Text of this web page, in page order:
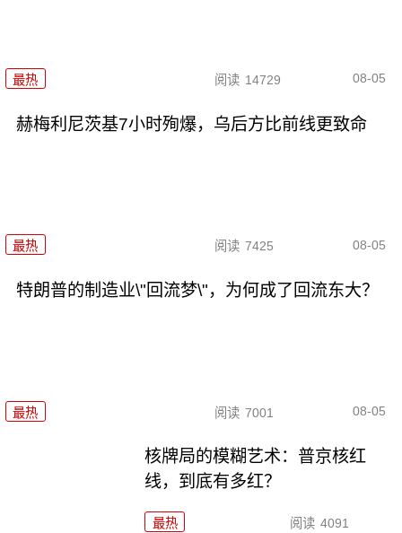
最热 阅读 14729 08-05
赫梅利尼茨基7小时殉爆，乌后方比前线更致命
最热 阅读 7425 08-05
特朗普的制造业\"回流梦\"，为何成了回流东大？
最热 阅读 7001 08-05
核牌局的模糊艺术：普京核红
线，到底有多红？
最热 阅读 4091